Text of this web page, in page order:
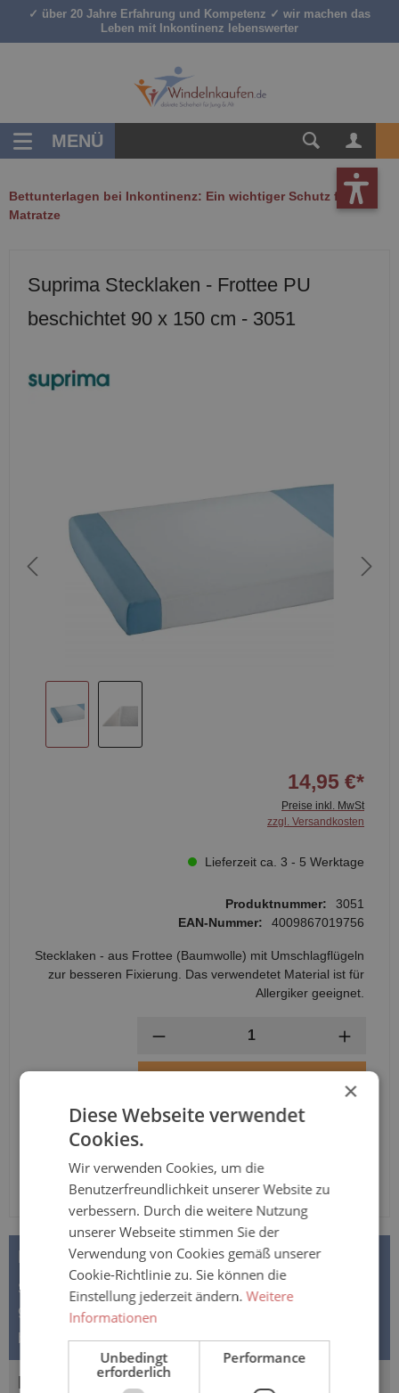
springen
✓ über 20 Jahre Erfahrung und Kompetenz ✓ wir machen das
Leben mit Inkontinenz lebenswerter
MENÜ
Bettunterlagen bei Inkontinenz: Ein wichtiger Schutz für die
Matratze
Suprima Stecklaken - Frottee PU
beschichtet 90 x 150 cm - 3051
14,95 €*
Preise inkl. MwSt
zzgl. Versandkosten
Lieferzeit ca. 3 - 5 Werktage
Produktnummer:
3051
EAN-Nummer:
4009867019756
Stecklaken - aus Frottee (Baumwolle) mit Umschlagflügeln
zur besseren Fixierung. Das verwendetet Material ist für
Allergiker geeignet.
BESCHREIBUNG
Suprima Stecklaken aus Frottee mit PU-Beschichtung
90x150cm Das Stecklaken "Frottee" von Suprima
besitzt eine Baumwoll- Fro…Mehr
BEWERTUNGEN
×
Diese Webseite verwendet
Cookies.
Wir verwenden Cookies, um die
Benutzerfreundlichkeit unserer Website zu
verbessern. Durch die weitere Nutzung
unserer Webseite stimmen Sie der
Verwendung von Cookies gemäß unserer
Cookie-Richtlinie zu. Sie können die
Einstellung jederzeit ändern.Weitere
Informationen
Unbedingt
erforderlich
Performance